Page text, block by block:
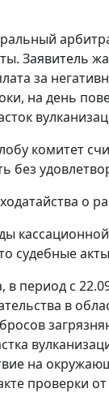
Заявитель
за
на день
комитет
без
о
судебные
в период с
в
на
проверки